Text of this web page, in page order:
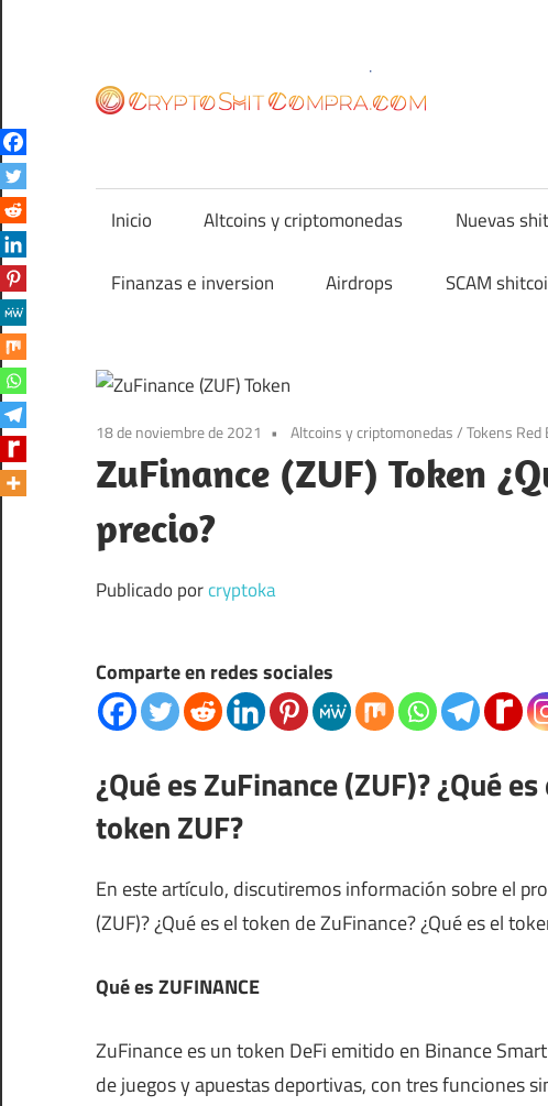
Inicio Altcoins y criptomonedas Nuevas
Finanzas e inversion Airdrops SCAM
18 de noviembre de 2021 Altcoins y criptomonedas/Tokens Red
ZuFinance (ZUF) Token
precio?
Publicado porcryptoka
Comparte en redes sociales
¿Qué es ZuFinance (ZUF)? ¿Qué
token ZUF?
En este artículo, discutiremos información sobre el
(ZUF)? ¿Qué es el token de ZuFinance? ¿Qué es el
Qué es ZUFINANCE
ZuFinance es un token DeFi emitido en Binance
de juegos y apuestas deportivas, con tres funciones